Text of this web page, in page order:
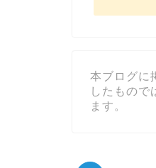
本ブログに
したもので
ます。